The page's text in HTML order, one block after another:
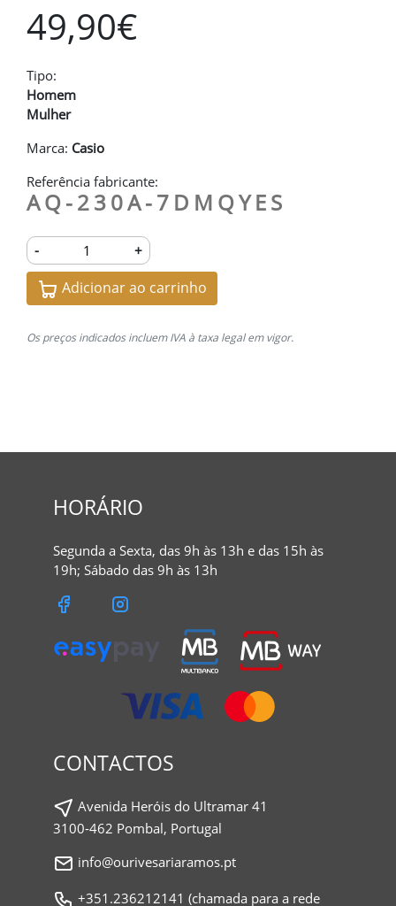
49,90€
Tipo:
Homem
Mulher
Marca: Casio
Referência fabricante:
AQ-230A-7DMQYES
- +
Adicionar ao carrinho
Os preços indicados incluem IVA à taxa legal em vigor.
HORÁRIO
Segunda a Sexta, das 9h às 13h e das 15h às
19h; Sábado das 9h às 13h
CONTACTOS
Avenida Heróis do Ultramar 41
3100-462 Pombal, Portugal
info@ourivesariaramos.pt
+351.236212141 (chamada para a rede